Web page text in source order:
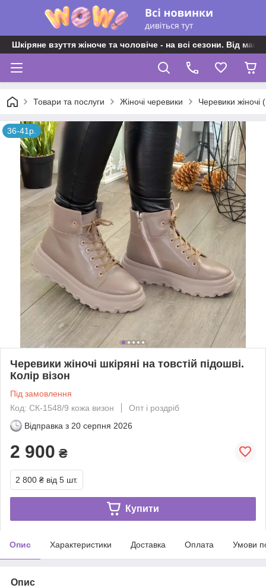
Шкіряне взуття жіноче та чоловіче - на всі сезони. Від
Товари та послуги Жіночі черевики Черевики жіночі
36-41р.
Черевики жіночі шкіряні на товстій підошві.
Колір візон
Під замовлення
Код: СК-1548/9 кожа визон
Опт і роздріб
Відправка з 20 серпня 2026
2 900 ₴
2 800 ₴ від 5 шт.
Купити
Опис Характеристики Доставка Оплата Умови
Опис